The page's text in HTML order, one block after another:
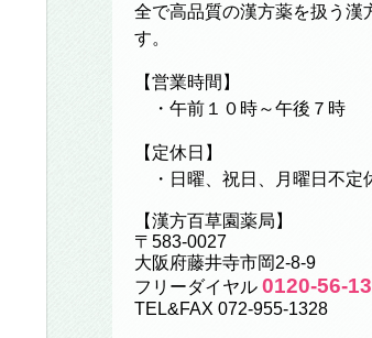
全で高品質の漢方薬を扱う漢
す。
【営業時間】
・午前１０時～午後７時
【定休日】
・日曜、祝日、月曜日不定
【漢方百草園薬局】
〒583-0027
大阪府藤井寺市岡2-8-9
フリーダイヤル 0120-56-
TEL&FAX 072-955-1328